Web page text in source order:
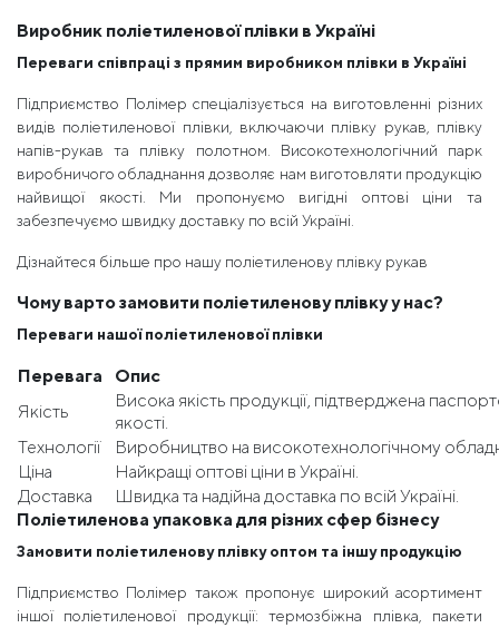
Виробник поліетиленової плівки в Україні
Переваги співпраці з прямим виробником плівки в Україні
Підприємство Полімер спеціалізується на виготовленні різних
видів поліетиленової плівки, включаючи плівку рукав, плівку
напів-рукав та плівку полотном. Високотехнологічний парк
виробничого обладнання дозволяє нам виготовляти продукцію
найвищої якості. Ми пропонуємо вигідні оптові ціни та
забезпечуємо швидку доставку по всій Україні.
Дізнайтеся більше про нашу поліетиленову плівку рукав
Чому варто замовити поліетиленову плівку у нас?
Переваги нашої поліетиленової плівки
Перевага
Опис
Якість
Висока якість продукції, підтверджена
якості.
Технології
Виробництво на високотехнологічному
Ціна
Найкращі оптові ціни в Україні.
Доставка
Швидка та надійна доставка по всій Україні.
Поліетиленова упаковка для різних сфер бізнесу
Замовити поліетиленову плівку оптом та іншу продукцію
Підприємство Полімер також пропонує широкий асортимент
іншої поліетиленової продукції: термозбіжна плівка, пакети